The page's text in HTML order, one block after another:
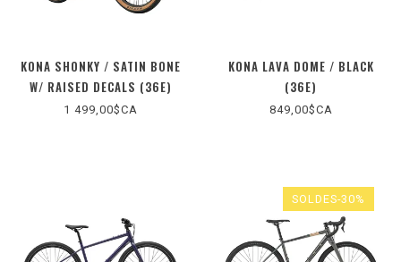
KONA SHONKY / SATIN BONE
W/ RAISED DECALS (36E)
1 499,00$CA
KONA LAVA DOME / BLACK
(36E)
849,00$CA
SOLDES-30%